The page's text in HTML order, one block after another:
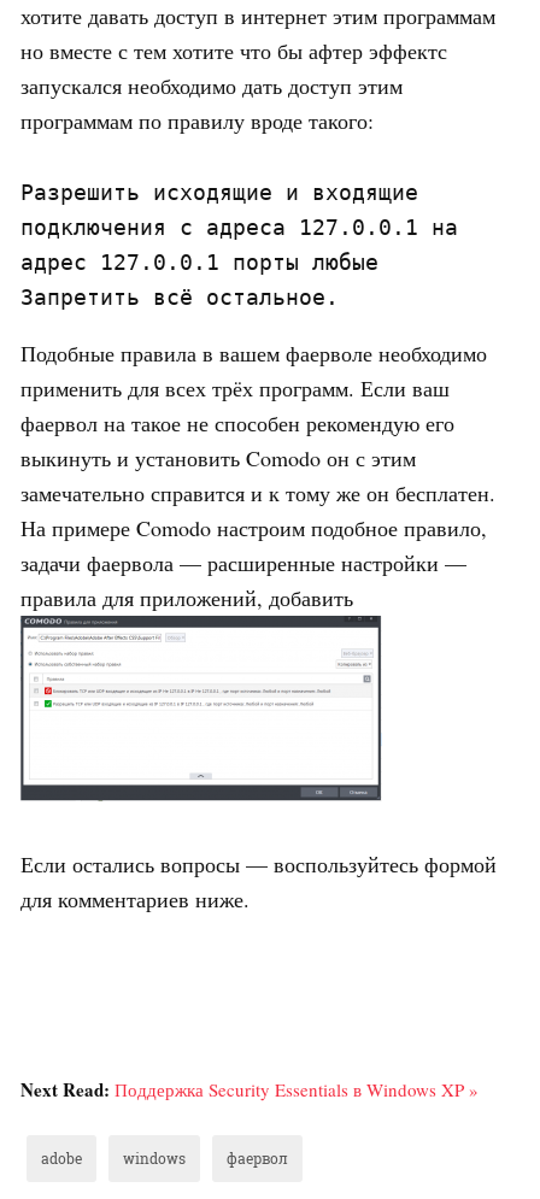
хотите давать доступ в интернет этим программам
но вместе с тем хотите что бы афтер эффектс
запускался необходимо дать доступ этим
программам по правилу вроде такого:
Разрешить исходящие и входящие
подключения с адреса 127.0.0.1 на
адрес 127.0.0.1 порты любые
Запретить всё остальное.
Подобные правила в вашем фаерволе необходимо
применить для всех трёх программ. Если ваш
фаервол на такое не способен рекомендую его
выкинуть и установить Comodo он с этим
замечательно справится и к тому же он бесплатен.
На примере Comodo настроим подобное правило,
задачи фаервола — расширенные настройки —
правила для приложений, добавить
Если остались вопросы — воспользуйтесь формой
для комментариев ниже.
Next Read: Поддержка Security Essentials в Windows XP »
adobe windows фаервол